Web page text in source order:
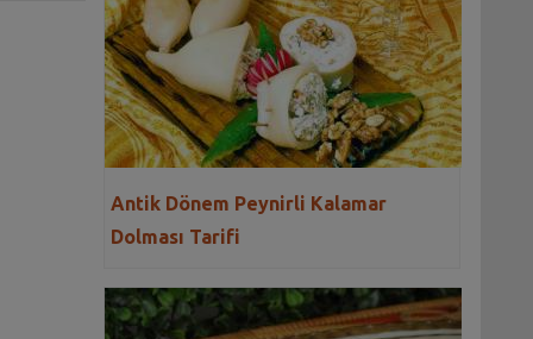
Antik Dönem Peynirli Kalamar
Dolması Tarifi